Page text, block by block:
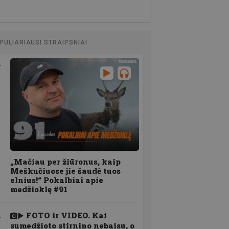
STRAIPSNIAI
„Mačiau per žiūronus, kaip
Meškučiuose jie šaudė tuos
elnius!“ Pokalbiai apie
medžioklę #91
FOTO ir VIDEO. Kai
sumedžioto stirnino nebaisu, o